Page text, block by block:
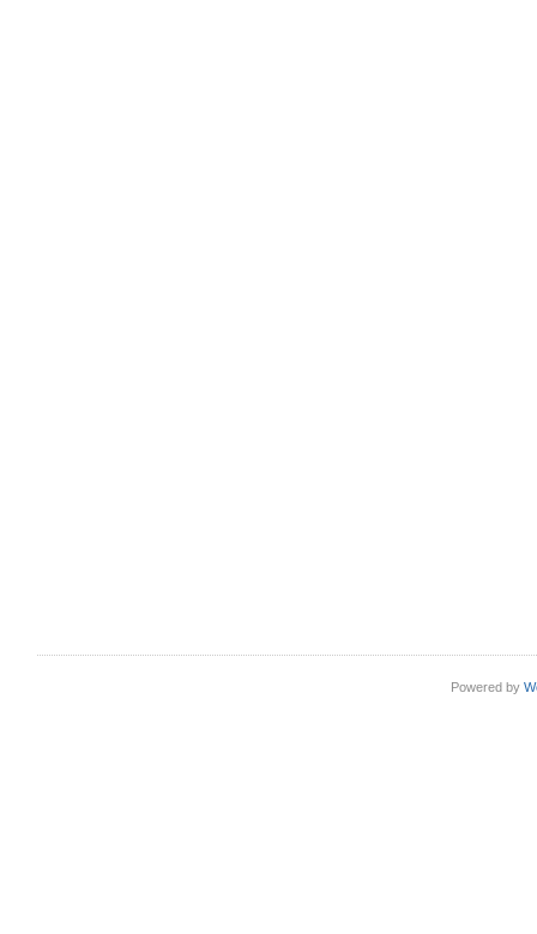
Powered by